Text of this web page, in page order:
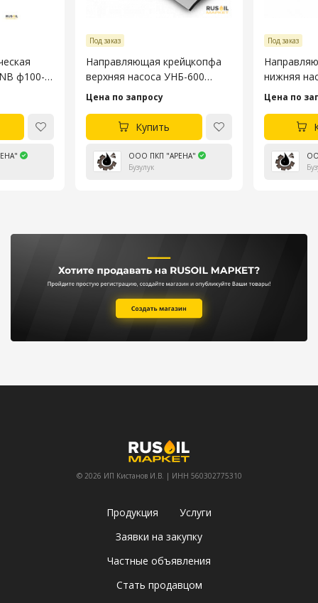
ф100-
Под заказ
Направляющая крейцкопфа
верхняя насоса УНБ-600
4045.53.106-4
Цена по запросу
Купить
ООО ПКП "АРЕНА"
Бузулук
Под заказ
нижняя
Цена по
© 2026 ИП Кистанов И.В. | ИНН 560302775310
Продукция
Услуги
Заявки на закупку
Частные объявления
Стать продавцом